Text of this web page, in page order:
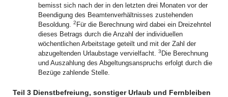
bemisst sich nach der in den letzten drei Monaten vor der
Beendigung des Beamtenverhältnisses zustehenden
Besoldung. 2 Für die Berechnung wird dabei ein Dreizehntel
dieses Betrags durch die Anzahl der individuellen
wöchentlichen Arbeitstage geteilt und mit der Zahl der
abzugeltenden Urlaubstage vervielfacht. 3 Die Berechnung
und Auszahlung des Abgeltungsanspruchs erfolgt durch die
Bezüge zahlende Stelle.
Teil 3 Dienstbefreiung, sonstiger Urlaub und Fernbleiben